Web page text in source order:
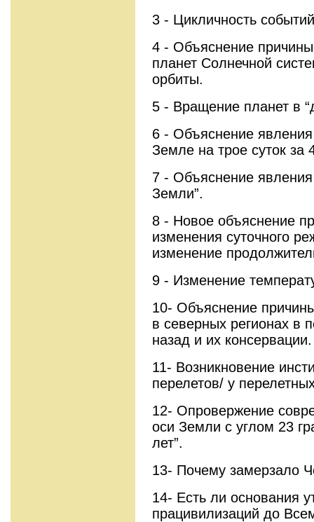
3 - Цикличность
4 - Объяснение
планет Солнечной
орбиты.
5 - Вращение планет в
6 - Объяснение
Земле на трое суток за
7 - Объяснение
Земли”.
8 - Новое объяснение
изменения суточного
изменение
9 - Изменение
10- Объяснение
в северных регионах в
назад и их консервации.
11- Возникновение
перелетов/ у
12- Опровержение
оси Земли с углом 23
лет”.
13- Почему замерзало
14- Есть ли основания
працивилизаций до